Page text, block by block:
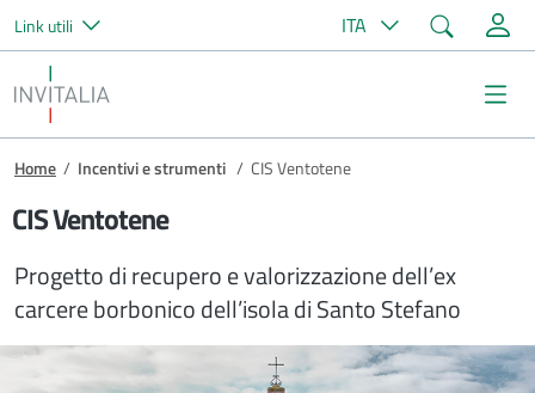
Salta al contenuto principale
Link utili ITA Cerca
Invitalia
Briciole di pane
Home / Incentivi e strumenti / CIS Ventotene
CIS Ventotene
Progetto di recupero e valorizzazione dell’ex
carcere borbonico dell’isola di Santo Stefano